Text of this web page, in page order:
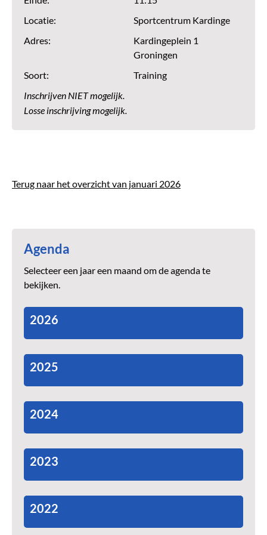
Locatie:
Sportcentrum Kardinge
Adres:
Kardingeplein 1
Groningen
Soort:
Training
Inschrijven NIET mogelijk.
Losse inschrijving mogelijk.
Terug naar het overzicht van januari 2026
Agenda
Selecteer een jaar een maand om de agenda te
bekijken.
2026
2025
2024
2023
2022